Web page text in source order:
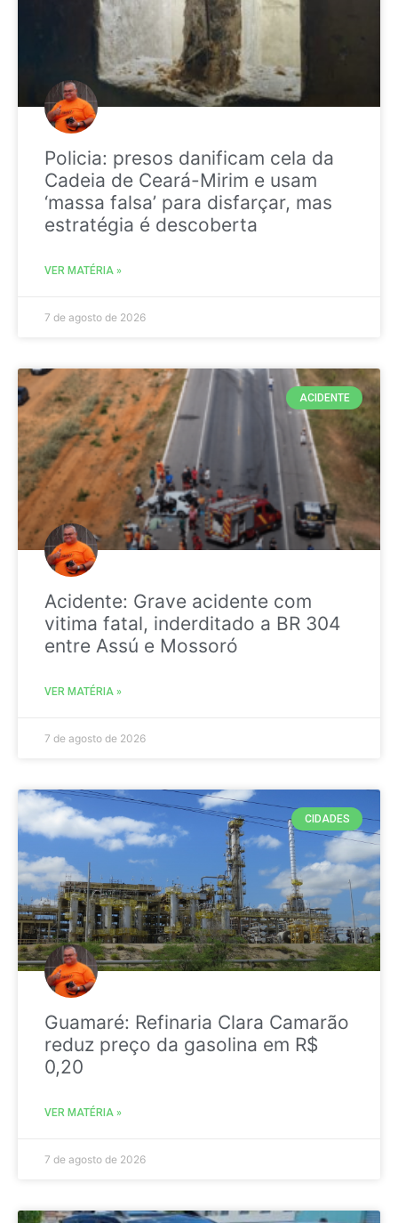
Policia: presos danificam cela da
Cadeia de Ceará-Mirim e usam
‘massa falsa’ para disfarçar, mas
estratégia é descoberta
VER MATÉRIA »
7 de agosto de 2026
ACIDENTE
Acidente: Grave acidente com
vitima fatal, inderditado a BR 304
entre Assú e Mossoró
VER MATÉRIA »
7 de agosto de 2026
CIDADES
Guamaré: Refinaria Clara Camarão
reduz preço da gasolina em R$
0,20
VER MATÉRIA »
7 de agosto de 2026